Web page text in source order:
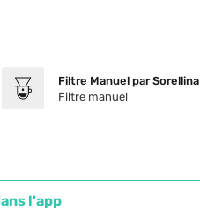
Filtre Manuel par Sorellina
Filtre manuel
l'app